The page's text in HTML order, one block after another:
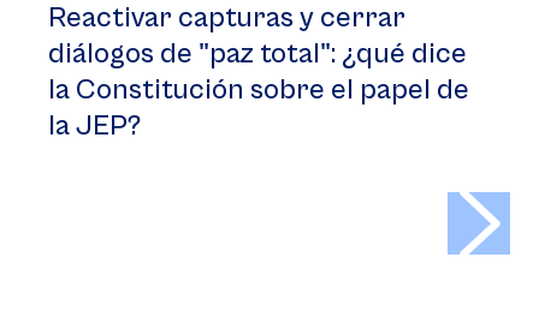
Reactivar capturas y cerrar
diálogos de "paz total": ¿qué dice
la Constitución sobre el papel de
la JEP?